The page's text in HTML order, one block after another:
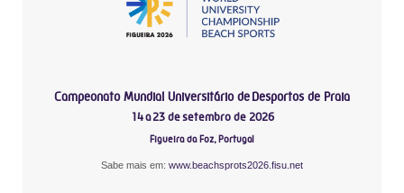
Campeonato Mundial Universitário de Desportos de Praia
14 a 23 de setembro de 2026
Figueira da Foz, Portugal
Sabe mais em: www.beachsprots2026.fisu.net